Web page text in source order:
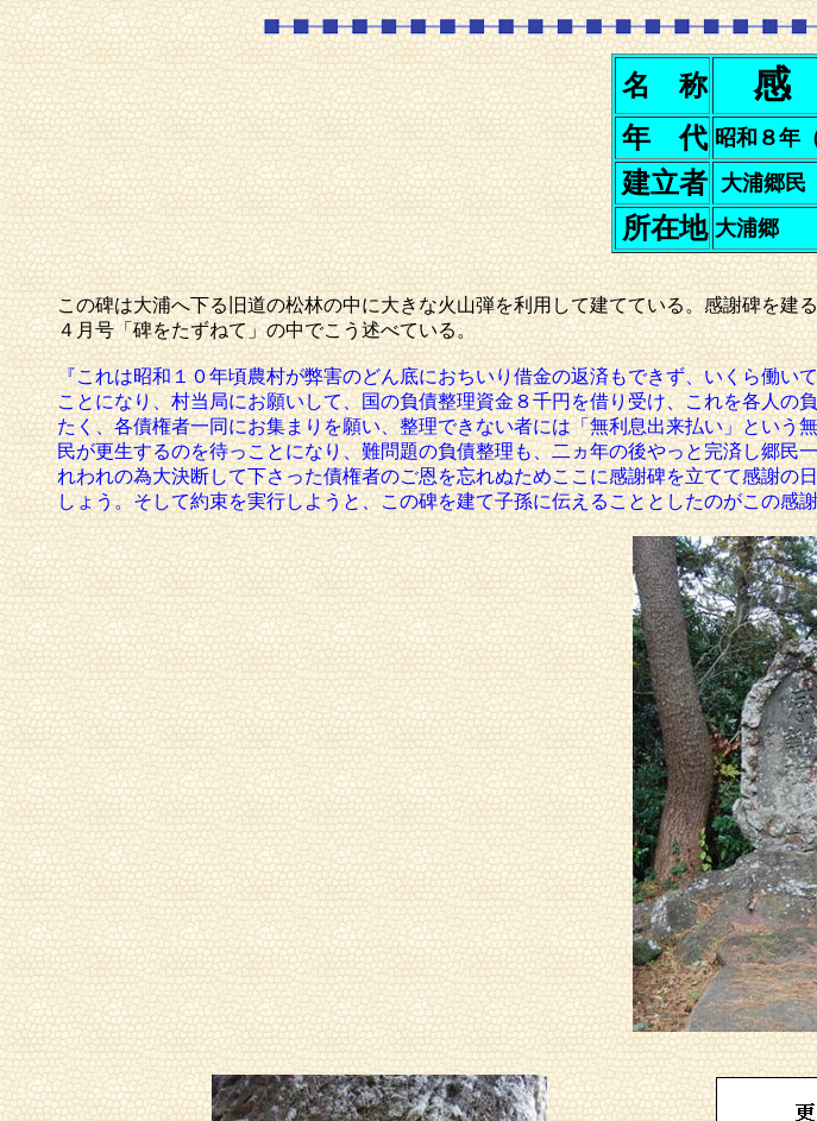
名 称 感
年 代 昭和８年
建立者 大浦郷民
所在地 大浦郷
この碑は大浦へ下る旧道の松林の中に大きな火山弾を利用して建てている。感謝碑を
４月号「碑をたずねて」の中でこう述べている。
『これは昭和１０年頃農村が弊害のどん底におちいり借金の返済もできず、いくら働
ことになり、村当局にお願いして、国の負債整理資金８千円を借り受け、これを各人
たく、各債権者一同にお集まりを願い、整理できない者には「無利息出来払い」とい
民が更生するのを待っことになり、難問題の負債整理も、二ヵ年の後やっと完済し郷
れわれの為大決断して下さった債権者のご恩を忘れぬためここに感謝碑を立てて感謝
しょう。そして約束を実行しようと、この碑を建て子孫に伝えることとしたのがこの感